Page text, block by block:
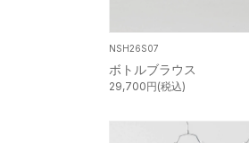
NSH26S07
ボトルブラウス
29,700円(税込)